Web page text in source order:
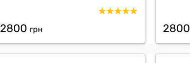
2800 грн 2800